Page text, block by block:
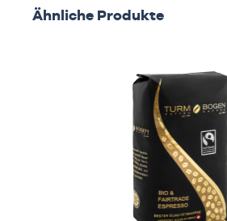
Produktgalerie überspringen
Ähnliche Produkte